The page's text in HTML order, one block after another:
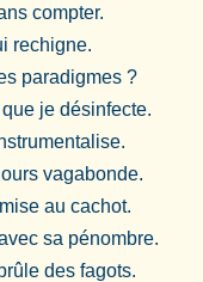
compter.
rechigne.
paradigmes ?
je désinfecte.
vagabonde.
au cachot.
sa pénombre.
des fagots.